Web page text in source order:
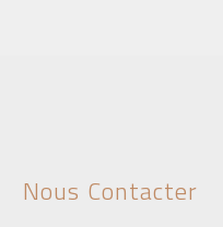
Nous Contacter